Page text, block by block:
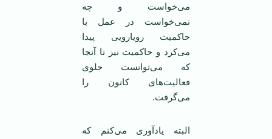
می‌خواست و چه
نمی‌خواست در عمل با
حاکمیت رویارویی پیدا
می‌کرد و حاکمیت نیز تا آنجا
که می‌توانست جلوی
فعالیت‌های کانون را
می‌گرفت.
البته یادآوری می‌کنم که